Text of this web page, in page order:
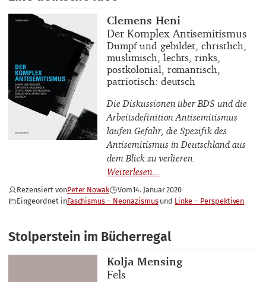
Buchautor_innen
Clemens Heni
Buchtitel
Der Komplex Antisemitismus
Buchuntertitel
Dumpf und gebildet, christlich,
muslimisch, lechts, rinks,
postkolonial, romantisch,
patriotisch: deutsch
Die Diskussionen über BDS und die
Arbeitsdefinition Antisemitismus
laufen Gefahr, die Spezifik des
Antisemitismus in Deutschland aus
dem Blick zu verlieren.
Rezensiert vonPeter Nowak Vom14. Januar 2020
Eingeordnet inFaschismus – Neonazismus Linke – Perspektiven
Stolperstein im Bücherregal
Buchautor_innen
Kolja Mensing
Buchtitel
Fels